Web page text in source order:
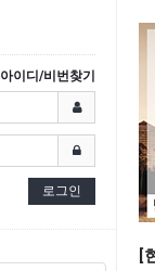
아이디/비번찾기
로그인
[